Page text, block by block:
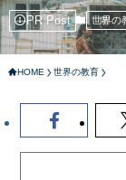
PR Post 世界の
HOME 世界の教育